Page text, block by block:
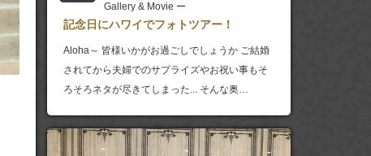
Gallery & Movie ー
記念日にハワイでフォトツアー！
Aloha～ 皆様いかがお過ごしでしょうか ご結婚
されてから夫婦でのサプライズやお祝い事もそ
ろそろネタが尽きてしまった... そんな奥…